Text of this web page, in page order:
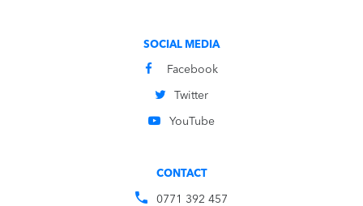
SOCIAL MEDIA
Facebook
Twitter
YouTube
CONTACT
0771 392 457